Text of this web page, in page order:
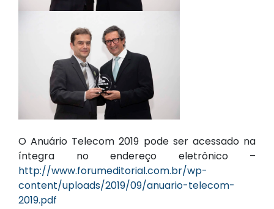
O Anuário Telecom 2019 pode ser acessado na
íntegra no endereço eletrônico –
http://www.forumeditorial.com.br/wp-
content/uploads/2019/09/anuario-telecom-
2019.pdf